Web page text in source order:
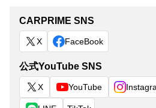
CARPRIME SNS
X FaceBook
公式YouTube SNS
X YouTube